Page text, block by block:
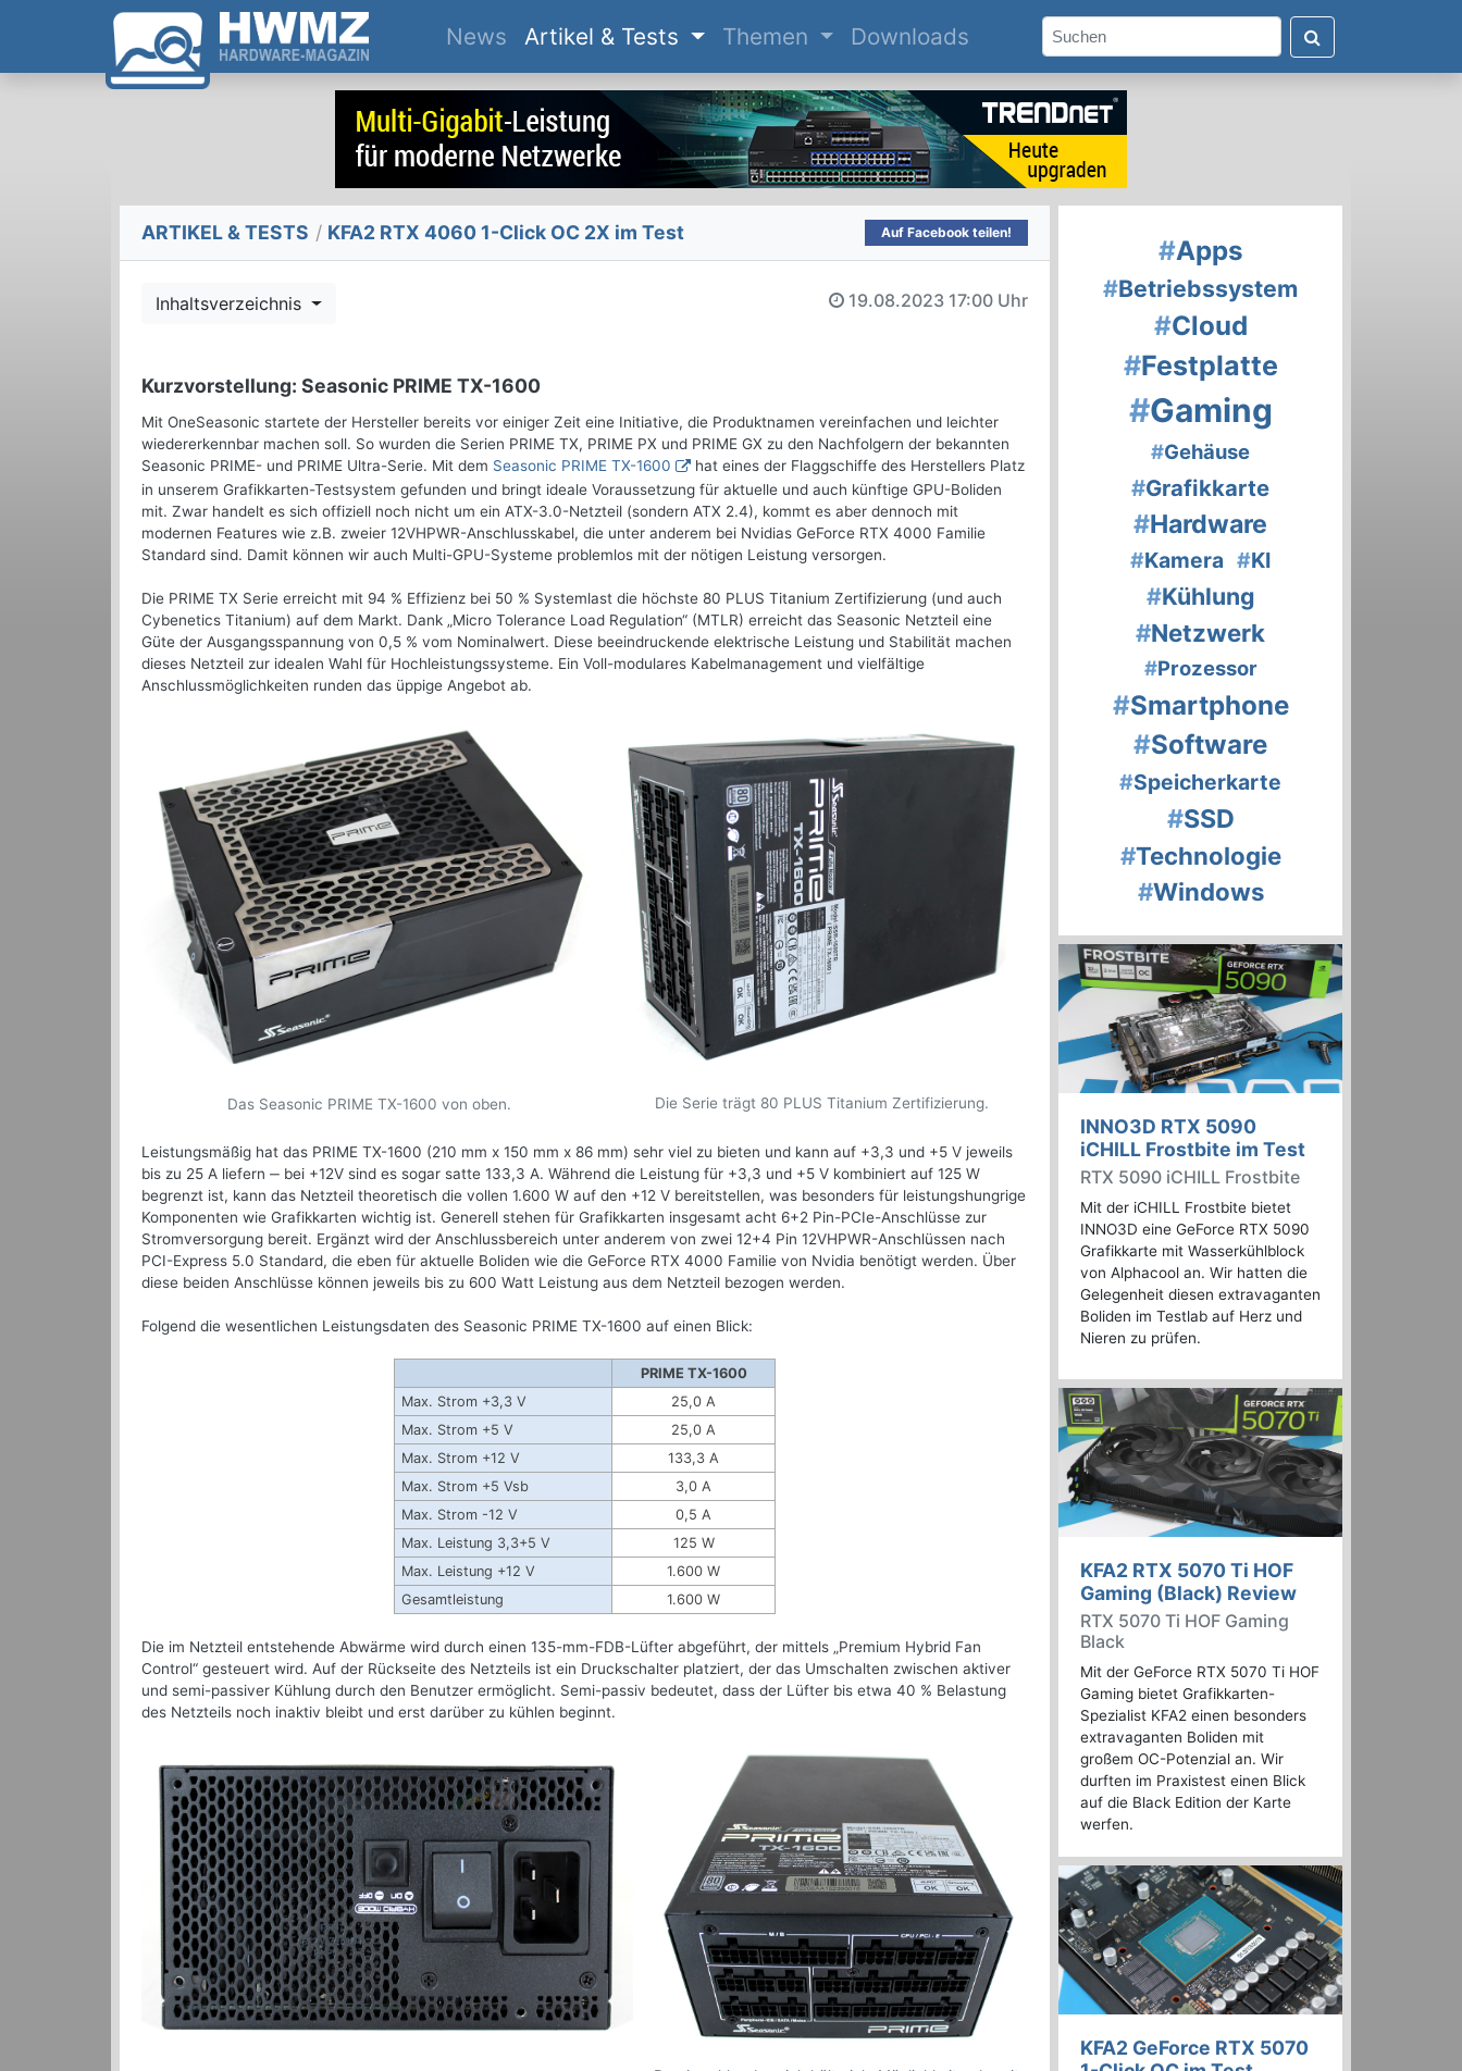
News(current)
Artikel & Tests Themen Downloads
ARTIKEL & TESTS / KFA2 RTX 4060 1-Click OC 2X im Test Auf Facebook teilen!
Inhaltsverzeichnis 19.08.2023 17:00 Uhr
Kurzvorstellung: Seasonic PRIME TX-1600
Mit OneSeasonic startete der Hersteller bereits vor einiger Zeit eine Initiative, die Produktnamen vereinfachen und leichter
wiedererkennbar machen soll. So wurden die Serien PRIME TX, PRIME PX und PRIME GX zu den Nachfolgern der bekannten
Seasonic PRIME- und PRIME Ultra-Serie. Mit dem Seasonic PRIME TX-1600
hat eines der Flaggschiffe des Herstellers Platz
in unserem Grafikkarten-Testsystem gefunden und bringt ideale Voraussetzung für aktuelle und auch künftige GPU-Boliden
mit. Zwar handelt es sich offiziell noch nicht um ein ATX-3.0-Netzteil (sondern ATX 2.4), kommt es aber dennoch mit
modernen Features wie z.B. zweier 12VHPWR-Anschlusskabel, die unter anderem bei Nvidias GeForce RTX 4000 Familie
Standard sind. Damit können wir auch Multi-GPU-Systeme problemlos mit der nötigen Leistung versorgen.
Die PRIME TX Serie erreicht mit 94 % Effizienz bei 50 % Systemlast die höchste 80 PLUS Titanium Zertifizierung (und auch
Cybenetics Titanium) auf dem Markt. Dank „Micro Tolerance Load Regulation“ (MTLR) erreicht das Seasonic Netzteil eine
Güte der Ausgangsspannung von 0,5 % vom Nominalwert. Diese beeindruckende elektrische Leistung und Stabilität machen
dieses Netzteil zur idealen Wahl für Hochleistungssysteme. Ein Voll-modulares Kabelmanagement und vielfältige
Anschlussmöglichkeiten runden das üppige Angebot ab.
Das Seasonic PRIME TX-1600 von oben. Die Serie trägt 80 PLUS Titanium Zertifizierung.
Leistungsmäßig hat das PRIME TX-1600 (210 mm x 150 mm x 86 mm) sehr viel zu bieten und kann auf +3,3 und +5 V jeweils
bis zu 25 A liefern ‒ bei +12V sind es sogar satte 133,3 A. Während die Leistung für +3,3 und +5 V kombiniert auf 125 W
begrenzt ist, kann das Netzteil theoretisch die vollen 1.600 W auf den +12 V bereitstellen, was besonders für leistungshungrige
Komponenten wie Grafikkarten wichtig ist. Generell stehen für Grafikkarten insgesamt acht 6+2 Pin-PCIe-Anschlüsse zur
Stromversorgung bereit. Ergänzt wird der Anschlussbereich unter anderem von zwei 12+4 Pin 12VHPWR-Anschlüssen nach
PCI-Express 5.0 Standard, die eben für aktuelle Boliden wie die GeForce RTX 4000 Familie von Nvidia benötigt werden. Über
diese beiden Anschlüsse können jeweils bis zu 600 Watt Leistung aus dem Netzteil bezogen werden.
Folgend die wesentlichen Leistungsdaten des Seasonic PRIME TX-1600 auf einen Blick:
PRIME TX-1600
Max. Strom +3,3 V
25,0 A
Max. Strom +5 V
25,0 A
Max. Strom +12 V
133,3 A
Max. Strom +5 Vsb
3,0 A
Max. Strom -12 V
0,5 A
Max. Leistung 3,3+5 V
125 W
Max. Leistung +12 V
1.600 W
Gesamtleistung
1.600 W
Die im Netzteil entstehende Abwärme wird durch einen 135-mm-FDB-Lüfter abgeführt, der mittels „Premium Hybrid Fan
Control“ gesteuert wird. Auf der Rückseite des Netzteils ist ein Druckschalter platziert, der das Umschalten zwischen aktiver
und semi-passiver Kühlung durch den Benutzer ermöglicht. Semi-passiv bedeutet, dass der Lüfter bis etwa 40 % Belastung
des Netzteils noch inaktiv bleibt und erst darüber zu kühlen beginnt.
#Apps
#Betriebssystem
#Cloud
#Festplatte
#Gaming
#Gehäuse
#Grafikkarte
#Hardware
#Kamera #KI
#Kühlung
#Netzwerk
#Prozessor
#Smartphone
#Software
#Speicherkarte
#SSD
#Technologie
#Windows
INNO3D RTX 5090
iCHILL Frostbite im Test
RTX 5090 iCHILL Frostbite
Mit der iCHILL Frostbite bietet
INNO3D eine GeForce RTX 5090
Grafikkarte mit Wasserkühlblock
von Alphacool an. Wir hatten die
Gelegenheit diesen extravaganten
Boliden im Testlab auf Herz und
Nieren zu prüfen.
KFA2 RTX 5070 Ti HOF
Gaming (Black) Review
RTX 5070 Ti HOF Gaming
Black
Mit der GeForce RTX 5070 Ti HOF
Gaming bietet Grafikkarten-
Spezialist KFA2 einen besonders
extravaganten Boliden mit
großem OC-Potenzial an. Wir
durften im Praxistest einen Blick
auf die Black Edition der Karte
werfen.
KFA2 GeForce RTX 5070